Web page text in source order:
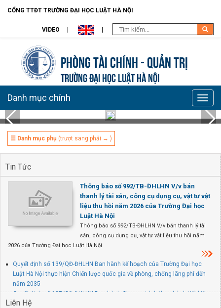
CỔNG TTĐT TRƯỜNG ĐẠI HỌC LUẬT HÀ NỘI
VIDEO
Phòng Tài chính - Quản trị
TRƯỜNG ĐẠI HỌC LUẬT HÀ NỘI
Toggle
Danh mục chính
☰ Danh mục phụ (trượt sang phải → )
Tin Tức
Thông báo số 992/TB-ĐHLHN V/v bán
thanh lý tài sản, công cụ dụng cụ, vật tư vật
liệu thu hồi năm 2026 của Trường Đại học
Luật Hà Nội
Thông báo số 992/TB-ĐHLHN V/v bán thanh lý tài
sản, công cụ dụng cụ, vật tư vật liệu thu hồi năm
2026 của Trường Đại học Luật Hà Nội
Quyết định số 139/QĐ-ĐHLHN Ban hành kế hoạch của Trường Đại học
Luật Hà Nội thực hiện Chiến lược quốc gia về phòng, chống lãng phí đến
năm 2035
Quyết định số 137/QĐ-ĐHLHN Ban hành Chương trình thực hành tiết kiệm,
chống lãng phí năm 2026 của Trường Đại học Luật Hà Nội
Liên Hệ